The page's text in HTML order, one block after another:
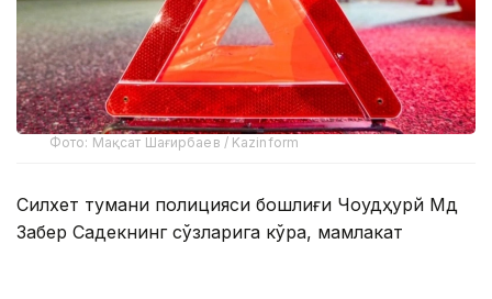
Фото: Мақсат Шағирбаев / Kazinform
Силхет тумани полицияси бошлиғи Чоудҳурй Мд
Забер Садекнинг сўзларига кўра, мамлакат